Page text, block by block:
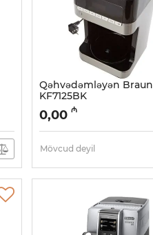
Qəhvədəmləyən Braun
KF7125BK
Artikul: 005038483
0,00 ₼
Mövcud deyil